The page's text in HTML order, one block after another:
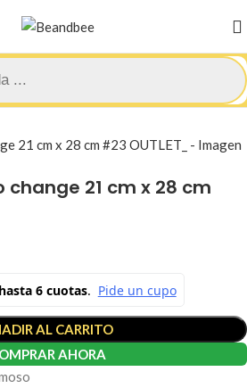
21 cm x 28 cm
AL CARRITO
AHORA